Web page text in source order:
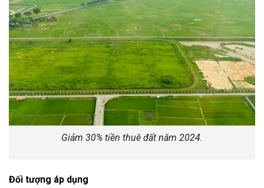
Giảm 30% tiền thuê đất năm 2024.
Đối tượng áp dụng